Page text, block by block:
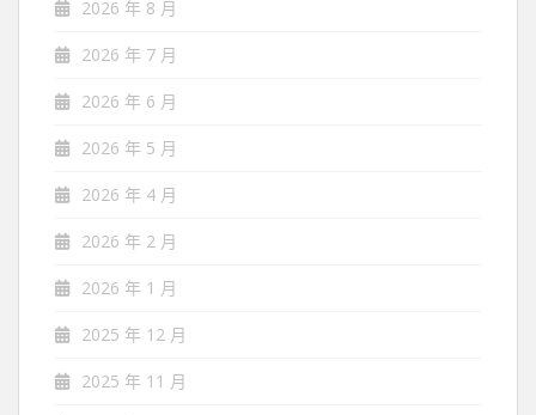
2026 年 8 月
2026 年 7 月
2026 年 6 月
2026 年 5 月
2026 年 4 月
2026 年 2 月
2026 年 1 月
2025 年 12 月
2025 年 11 月